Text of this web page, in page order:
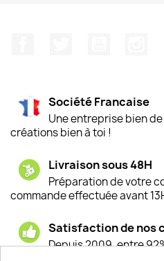
Société Francaise
Une entreprise bien
créations bien à toi !
Livraison sous 48H
Préparation de votre
commande effectuée avant
Satisfaction de nos
Depuis 2009, entre